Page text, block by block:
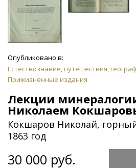
Опубликовано в:
Естествознание, путешествия,
Прижизненные издания
Лекции
Николаем
Кокшаров Николай,
1863 год
30 000 руб.